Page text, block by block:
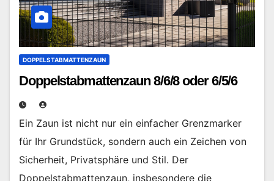
DOPPELSTABMATTENZAUN
Doppelstabmattenzaun 8/6/8 oder 6/5/6
Ein Zaun ist nicht nur ein einfacher Grenzmarker
für Ihr Grundstück, sondern auch ein Zeichen von
Sicherheit, Privatsphäre und Stil. Der
Doppelstabmattenzaun, insbesondere die